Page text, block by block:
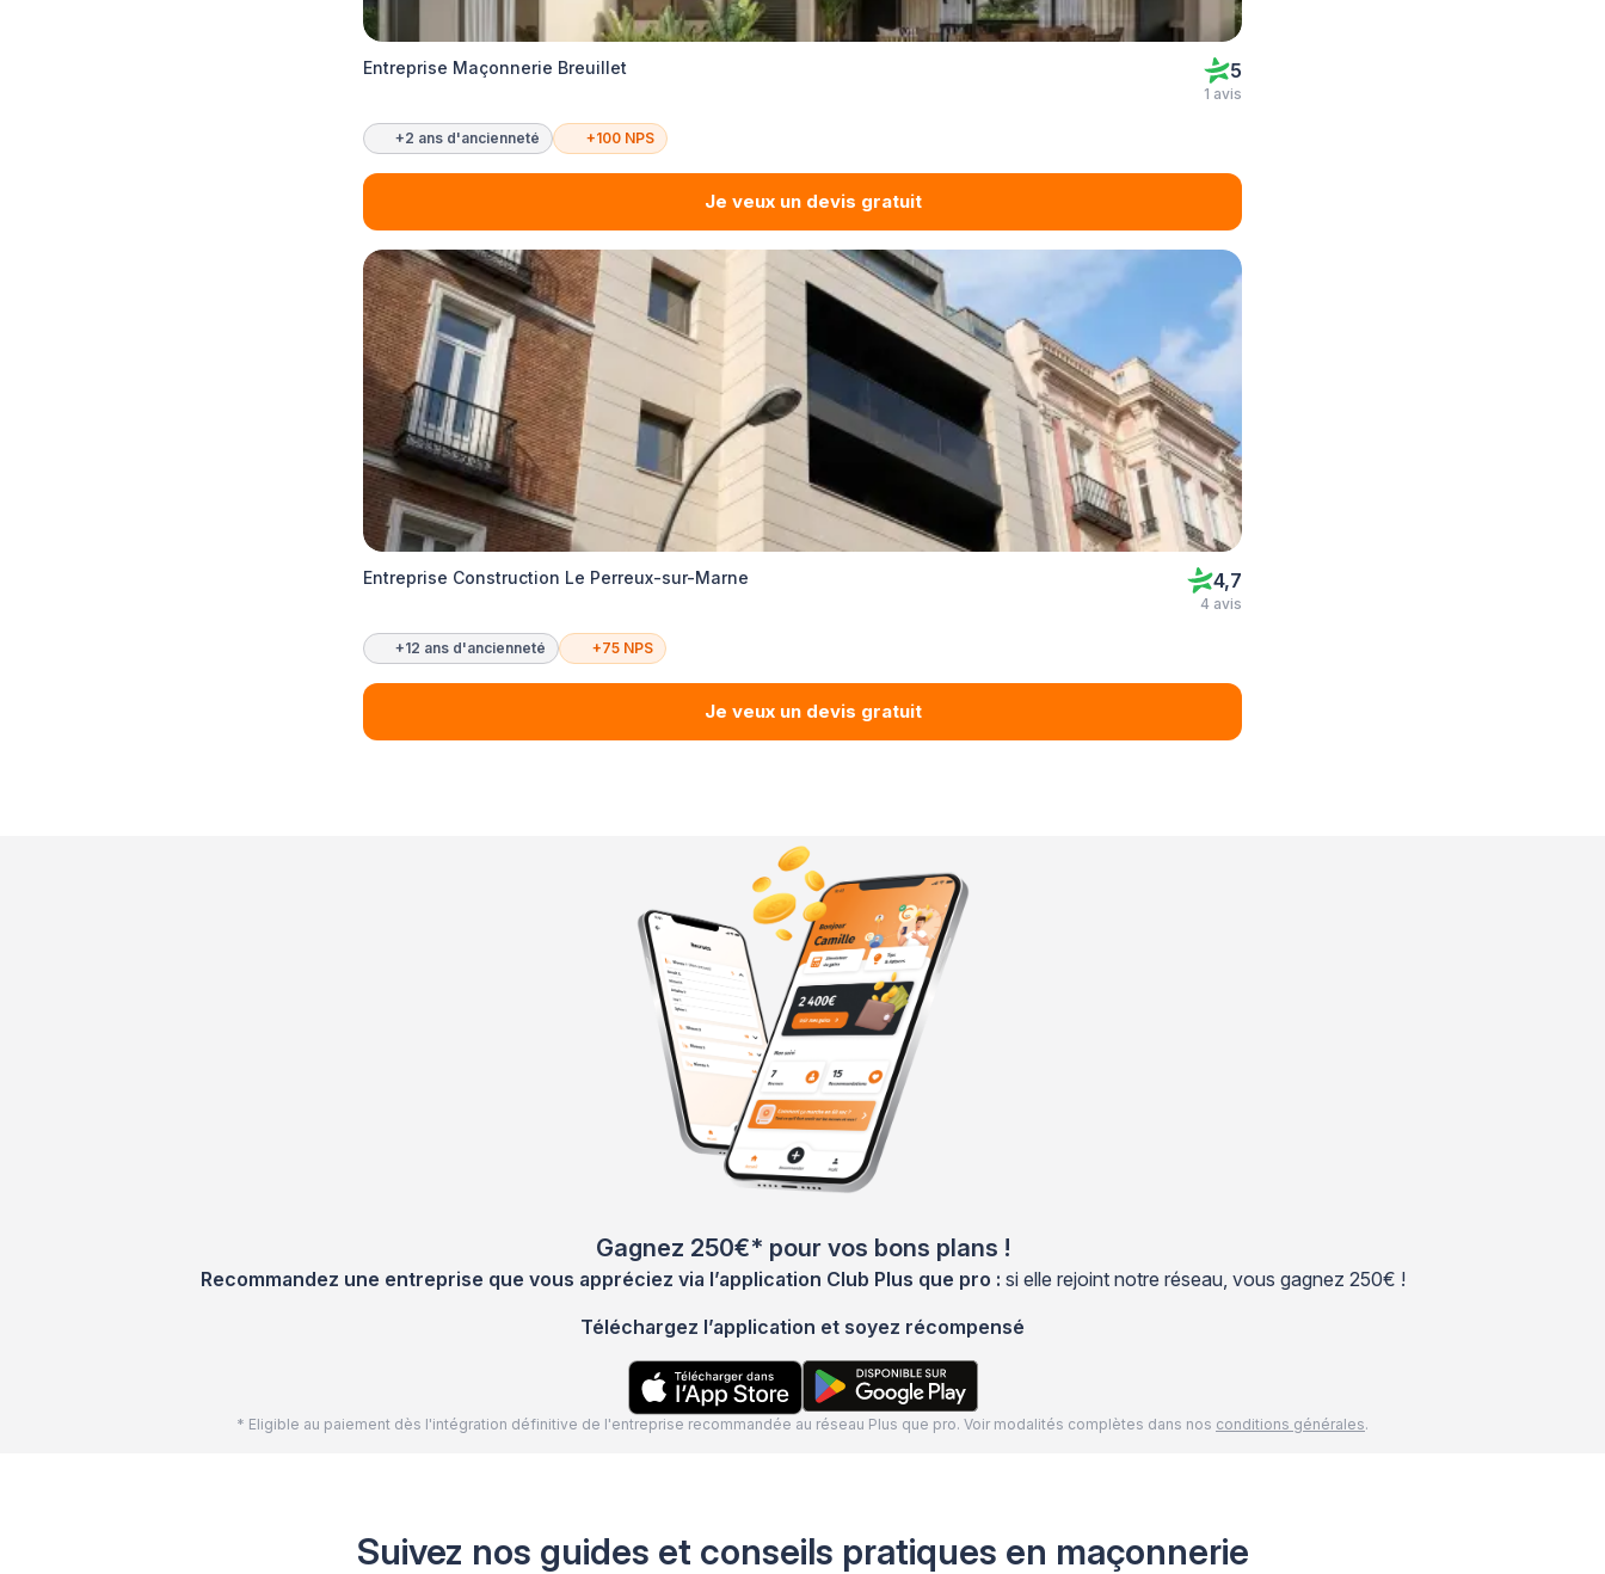
Entreprise Maçonnerie Breuillet 5
1 avis
+2 ans d'ancienneté +100 NPS
Je veux un devis gratuit
Entreprise Construction Le Perreux-sur-Marne 4,7
4 avis
+12 ans d'ancienneté +75 NPS
Je veux un devis gratuit
Gagnez 250€* pour vos bons plans !
Recommandez une entreprise que vous appréciez via l’application Club Plus que pro : si elle rejoint notre réseau, vous gagnez 250€ !
Téléchargez l’application et soyez récompensé
* Eligible au paiement dès l'intégration définitive de l'entreprise recommandée au réseau Plus que pro. Voir modalités complètes dans nos conditions générales.
Suivez nos guides et conseils pratiques en maçonnerie